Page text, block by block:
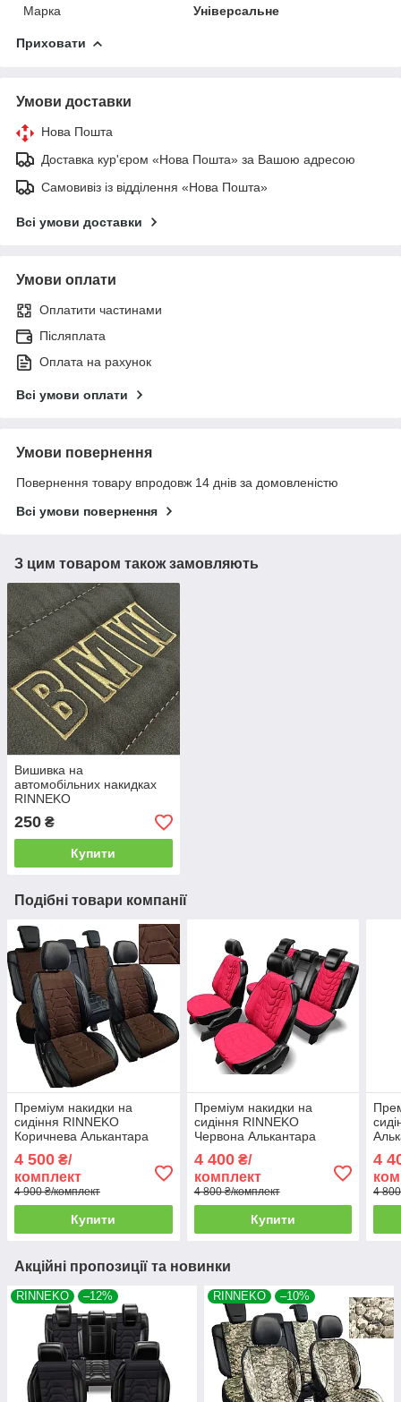
Марка Універсальне
Приховати
Умови доставки
Нова Пошта
Доставка кур'єром «Нова Пошта» за Вашою адресою
Самовивіз із відділення «Нова Пошта»
Всі умови доставки
Умови оплати
Оплатити частинами
Післяплата
Оплата на рахунок
Всі умови оплати
Умови повернення
Повернення товару впродовж 14 днів за домовленістю
Всі умови повернення
З цим товаром також замовляють
Вишивка на
автомобільних накидках
RINNEKO
250 ₴
Купити
Подібні товари компанії
Преміум накидки на
сидіння RINNEKO
Коричнева Алькантара
Павук 5 шт
4 500 ₴/
комплект
4 900 ₴/комплект
Купити
Преміум накидки на
сидіння RINNEKO
Червона Алькантара
4 400₴/
комплект
4 800 ₴/комплект
Купити
шт
4
4
Акційні пропозиції та новинки
RINNEKO –12% RINNEKO –10%